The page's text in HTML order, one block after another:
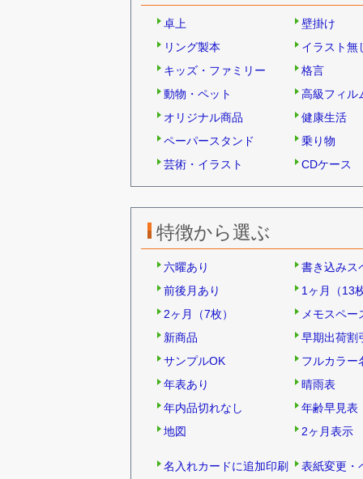
卓上
壁掛け
リング製本
イラスト無
キッズ・ファミリー
格言
動物・ペット
高級フィル
オリジナル商品
健康生活
ペーパースタンド
乗り物
芸術・イラスト
CDケース
特徴から選ぶ
六曜あり
書き込みス
前後月あり
1ヶ月（13
2ヶ月（7枚）
メモスペ
新商品
早期出荷割
サンプルOK
フルカラー
年表あり
晴雨表
年内品切れなし
年齢早見表
地図
2ヶ月表示
名入れカードに追加印刷
表紙変更・